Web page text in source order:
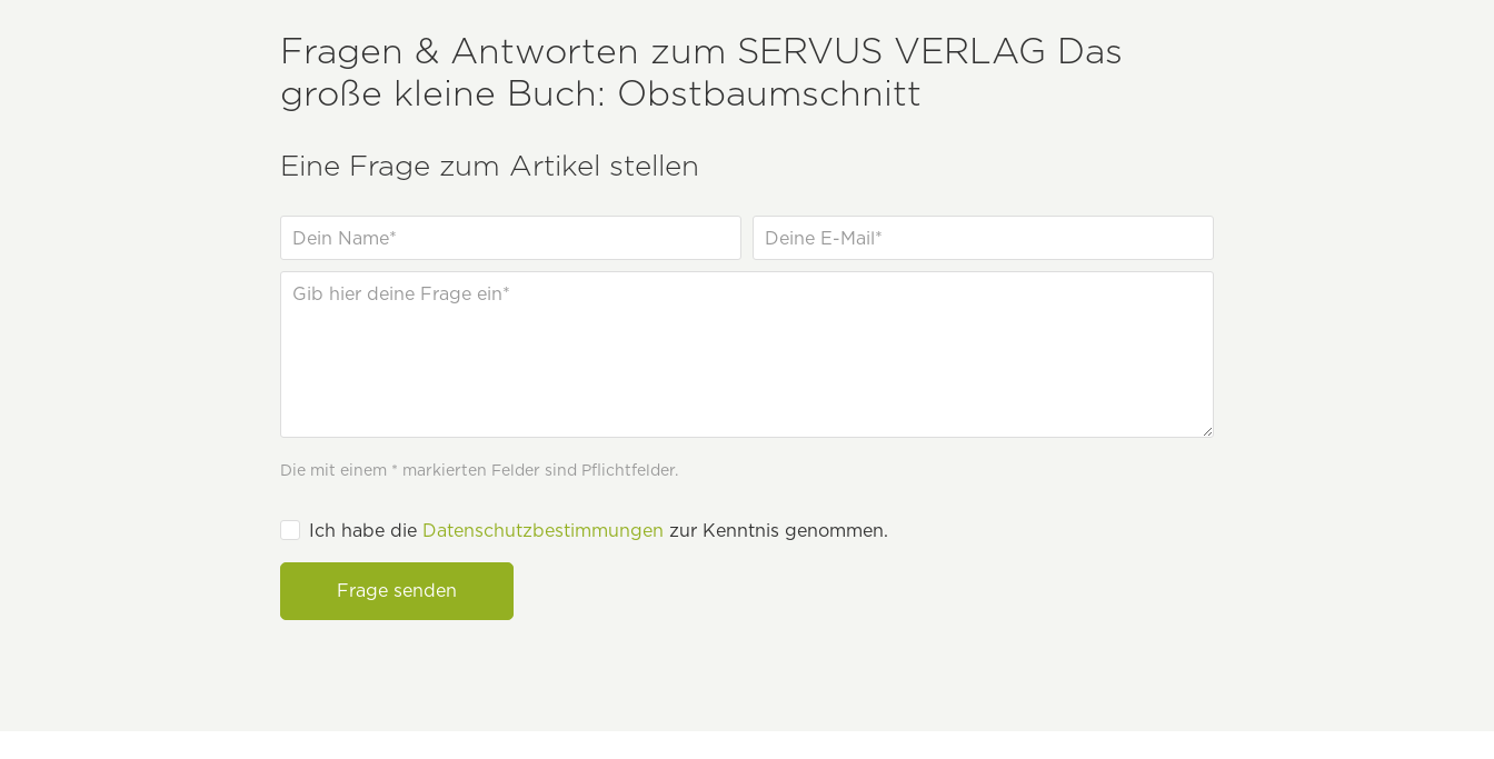
Fragen & Antworten zum SERVUS VERLAG Das
große kleine Buch: Obstbaumschnitt
Eine Frage zum Artikel stellen
Die mit einem * markierten Felder sind Pflichtfelder.
Ich habe die Datenschutzbestimmungen zur Kenntnis genommen.
Frage senden